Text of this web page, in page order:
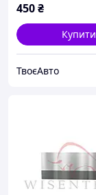
450₴
Купити
ТвоєАвто